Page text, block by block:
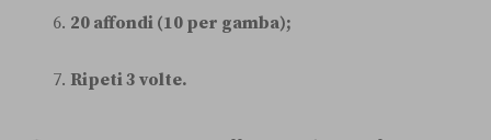
20 affondi (10 per gamba);
Ripeti 3 volte.